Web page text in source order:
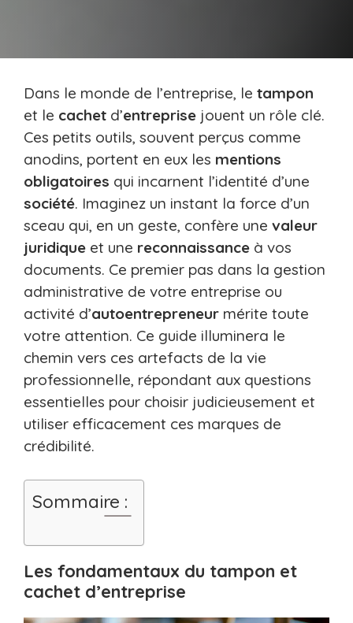
Dans le monde de l’entreprise, le tampon
et le cachet d’entreprise jouent un rôle clé.
Ces petits outils, souvent perçus comme
anodins, portent en eux les mentions
obligatoires qui incarnent l’identité d’une
société. Imaginez un instant la force d’un
sceau qui, en un geste, confère une valeur
juridique et une reconnaissance à vos
documents. Ce premier pas dans la gestion
administrative de votre entreprise ou
activité d’autoentrepreneur mérite toute
votre attention. Ce guide illuminera le
chemin vers ces artefacts de la vie
professionnelle, répondant aux questions
essentielles pour choisir judicieusement et
utiliser efficacement ces marques de
crédibilité.
Sommaire :
Les fondamentaux du tampon et
cachet d’entreprise